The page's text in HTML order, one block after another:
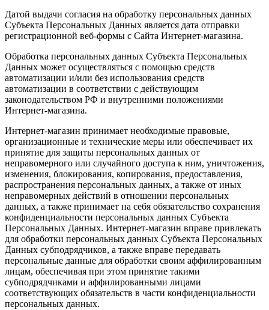
Датой выдачи согласия на обработку персональных данных
Субъекта Персональных Данных является дата отправки
регистрационной веб-формы с Сайта Интернет-магазина.
Обработка персональных данных Субъекта Персональных
Данных может осуществляться с помощью средств
автоматизации и/или без использования средств
автоматизации в соответствии с действующим
законодательством РФ и внутренними положениями
Интернет-магазина.
Интернет-магазин принимает необходимые правовые,
организационные и технические меры или обеспечивает их
принятие для защиты персональных данных от
неправомерного или случайного доступа к ним, уничтожения,
изменения, блокирования, копирования, предоставления,
распространения персональных данных, а также от иных
неправомерных действий в отношении персональных
данных, а также принимает на себя обязательство сохранения
конфиденциальности персональных данных Субъекта
Персональных Данных. Интернет-магазин вправе привлекать
для обработки персональных данных Субъекта Персональных
Данных субподрядчиков, а также вправе передавать
персональные данные для обработки своим аффилированным
лицам, обеспечивая при этом принятие такими
субподрядчиками и аффилированными лицами
соответствующих обязательств в части конфиденциальности
персональных данных.